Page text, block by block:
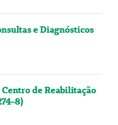
e Diagnósticos
de Reabilitação
8)